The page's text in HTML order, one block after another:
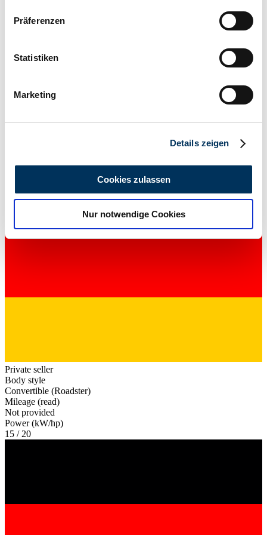
Informationen über Ihre geografische Lage
können
bestimmten Merkmalen (Fingerprinting) identifizieren
Erfahren Sie mehr darüber, wie Ihre persönlichen Daten
analysieren. Außerdem geben wir Informationen zu Ihrer
Verwendung unserer Website an unsere Partner für
soziale Medien, Werbung und Analysen weiter. Unsere
Präferenzen
Statistiken
Marketing
Details zeigen
Cookies zulassen
Nur notwendige Cookies
Private seller
Body style
Convertible (Roadster)
Mileage (read)
Not provided
Power (kW/hp)
15 / 20